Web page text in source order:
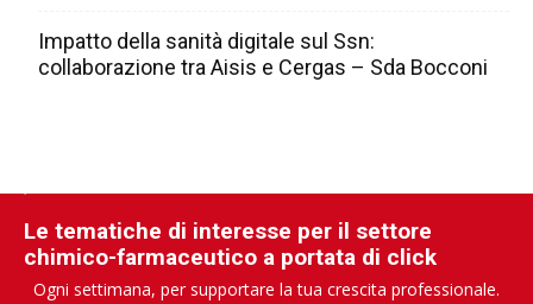
Impatto della sanità digitale sul Ssn:
collaborazione tra Aisis e Cergas – Sda Bocconi
Le tematiche di interesse per il settore
chimico-farmaceutico a portata di click
Ogni settimana, per supportare la tua crescita professionale.